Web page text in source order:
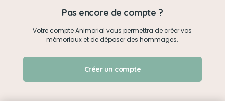
Créer un mémorial
Qui sommes-nous ?
Nous contacter
Je me connecte
Pas encore de compte ?
Votre compte Animorial vous permettra de créer vos
mémoriaux et de déposer des hommages.
Créer un compte